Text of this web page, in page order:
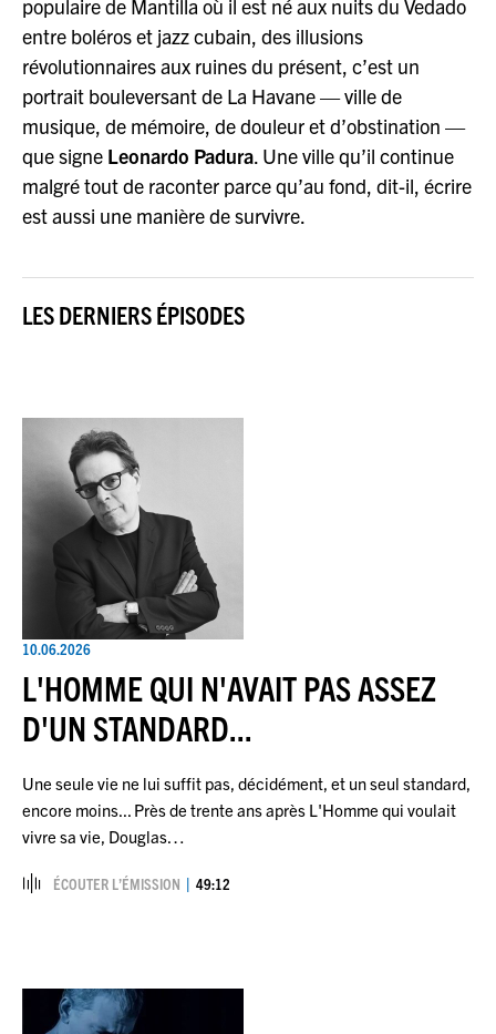
populaire de Mantilla où il est né aux nuits du Vedado
entre boléros et jazz cubain, des illusions
révolutionnaires aux ruines du présent, c’est un
portrait bouleversant de La Havane — ville de
musique, de mémoire, de douleur et d’obstination —
que signe Leonardo Padura. Une ville qu’il continue
malgré tout de raconter parce qu’au fond, dit-il, écrire
est aussi une manière de survivre.
LES DERNIERS ÉPISODES
10.06.2026
L'HOMME QUI N'AVAIT PAS ASSEZ
D'UN STANDARD...
Une seule vie ne lui suffit pas, décidément, et un seul standard,
encore moins... Près de trente ans après L'Homme qui voulait
vivre sa vie, Douglas…
ÉCOUTER L’ÉMISSION 49:12